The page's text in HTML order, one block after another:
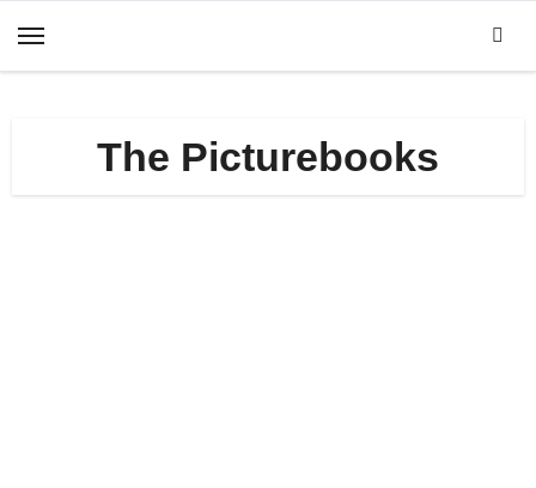
Inhalt
The Picturebooks